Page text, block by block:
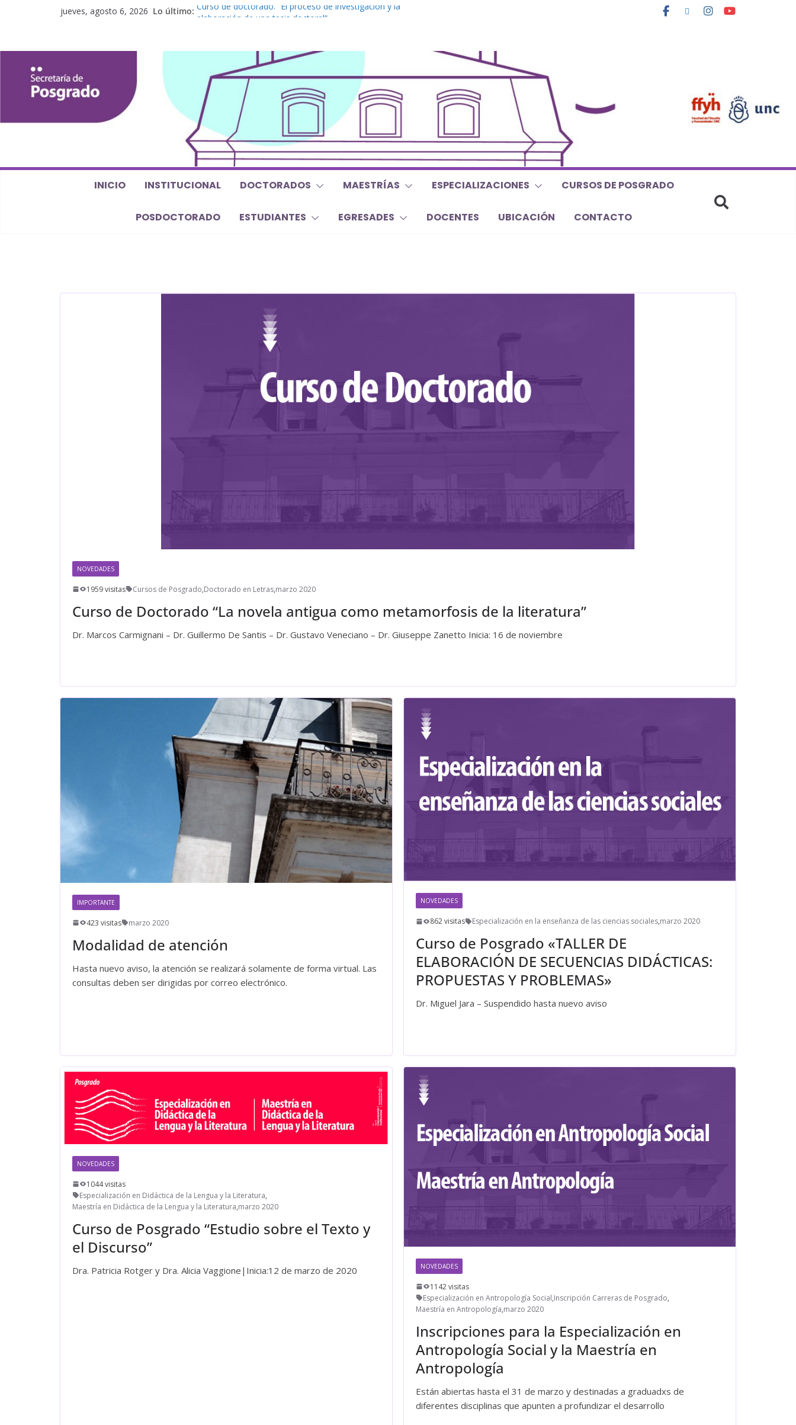
jueves, agosto 6, 2026 Lo último: Curso de doctorado. “El proceso de investigación y la
Defensas de Tesis y Trabajos Finales | Agosto 2026
Curso de doctorado. “Lógicas no clásicas desde una
perspectiva algebraica”
INICIO INSTITUCIONAL DOCTORADOS MAESTRÍAS ESPECIALIZACIONES CURSOS DE POSGRADO
POSDOCTORADO ESTUDIANTES EGRESADES DOCENTES UBICACIÓN CONTACTO
NOVEDADES
1959 visitas Cursos de Posgrado,Doctorado en Letras,marzo 2020
Curso de Doctorado “La novela antigua como metamorfosis de la literatura”
Dr. Marcos Carmignani – Dr. Guillermo De Santis – Dr. Gustavo Veneciano – Dr. Giuseppe Zanetto Inicia: 16 de noviembre
IMPORTANTE
423 visitas marzo 2020
Modalidad de atención
Hasta nuevo aviso, la atención se realizará solamente de forma virtual. Las
consultas deben ser dirigidas por correo electrónico.
NOVEDADES
862 visitas Especialización en la enseñanza de las ciencias sociales,marzo 2020
Curso de Posgrado «TALLER DE
ELABORACIÓN DE SECUENCIAS DIDÁCTICAS:
PROPUESTAS Y PROBLEMAS»
Dr. Miguel Jara – Suspendido hasta nuevo aviso
NOVEDADES
1044 visitas
Especialización en Didáctica de la Lengua y la Literatura,
Maestría en Didáctica de la Lengua y la Literatura,marzo 2020
Curso de Posgrado “Estudio sobre el Texto y
el Discurso”
Dra. Patricia Rotger y Dra. Alicia Vaggione|Inicia:12 de marzo de 2020 NOVEDADES
1142 visitas
Especialización en Antropología Social,Inscripción Carreras de Posgrado,
Maestría en Antropología,marzo 2020
Inscripciones para la Especialización en
Antropología Social y la Maestría en
Antropología
Están abiertas hasta el 31 de marzo y destinadas a graduadxs de
diferentes disciplinas que apunten a profundizar el desarrollo